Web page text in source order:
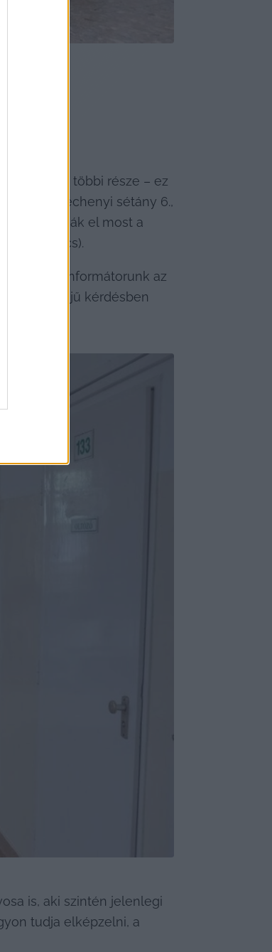
többi része – ez
63., a Széchenyi sétány 6.,
látják el most a
nincs).
kérő informátorunk az
horderejű kérdésben
is, aki szintén jelenlegi
tudja elképzelni, a